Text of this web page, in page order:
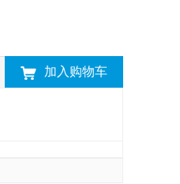
加入购物车